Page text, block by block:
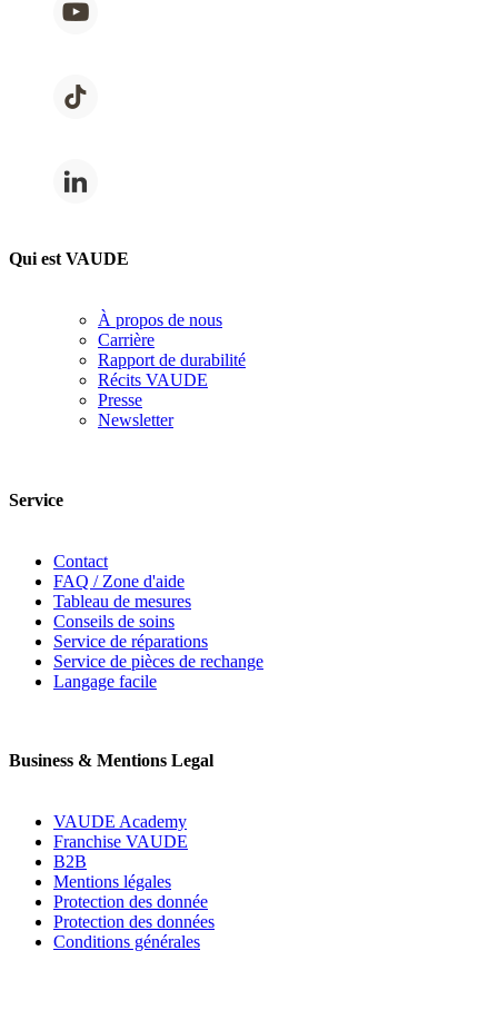
Qui est VAUDE
À propos de nous
Carrière
Rapport de durabilité
Récits VAUDE
Presse
Newsletter
Service
Contact
FAQ / Zone d'aide
Tableau de mesures
Conseils de soins
Service de réparations
Service de pièces de rechange
Langage facile
Business & Mentions Legal
VAUDE Academy
Franchise VAUDE
B2B
Mentions légales
Protection des donnée
Protection des données
Conditions générales